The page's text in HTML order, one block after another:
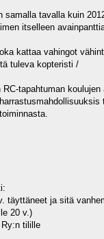
tavalla kuin
avainpanttia
vahingot
kopteristi /
koulujen
ja sitä
20 v.)
tilille